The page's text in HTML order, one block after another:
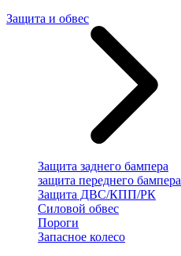
Защита и обвес
Защита заднего бампера
защита переднего бампера
Защита ДВС/КПП/РК
Силовой обвес
Пороги
Запасное колесо